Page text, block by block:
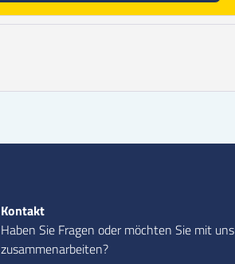
Kontakt
Haben Sie Fragen oder möchten Sie mit uns
zusammenarbeiten?